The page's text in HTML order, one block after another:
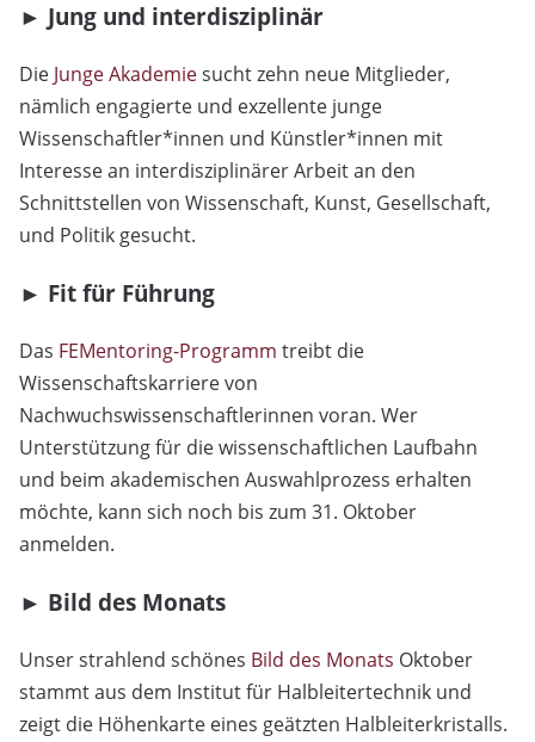
► Jung und interdisziplinär
Die Junge Akademiesucht zehn neue Mitglieder,
nämlich engagierte und exzellente junge
Wissenschaftler*innen und Künstler*innen mit
Interesse an interdisziplinärer Arbeit an den
Schnittstellen von Wissenschaft, Kunst, Gesellschaft,
und Politik gesucht.
► Fit für Führung
Das FEMentoring-Programm treibt die
Wissenschaftskarriere von
Nachwuchswissenschaftlerinnen voran. Wer
Unterstützung für die wissenschaftlichen Laufbahn
und beim akademischen Auswahlprozess erhalten
möchte, kann sich noch bis zum 31. Oktober
anmelden.
► Bild des Monats
Unser strahlend schönes Bild des Monats Oktober
stammt aus dem Institut für Halbleitertechnik und
zeigt die Höhenkarte eines geätzten Halbleiterkristalls.